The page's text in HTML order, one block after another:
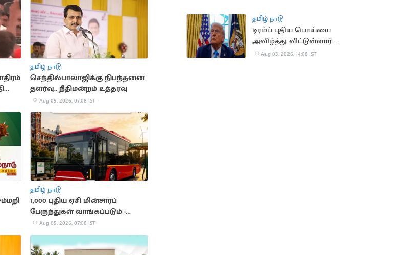
தமிழ் நாடு
செந்தில்பாலாஜிக்கு நிபந்தனை
தளர்வு.. நீதிமன்றம் உத்தரவு
Aug 05, 2026, 07:08 IST
தமிழ் நாடு
1,000 புதிய ஏசி மின்சாரப்
பேருந்துகள் வாங்கப்படும் -
நிதியமைச்சர்
Aug 05, 2026, 07:08 IST
தமிழ் நாடு
டிரம்ப் புதிய பொய்யை
அவிழ்த்து விட்டுள்ளார்:
ஈரானிய ஊடகங்கள்
Aug 03, 2026, 14:08 IST